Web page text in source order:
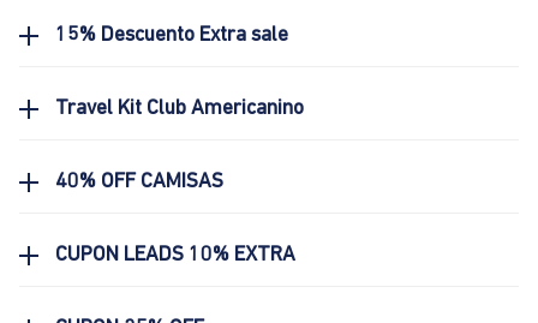
15% Descuento Extra sale
Travel Kit Club Americanino
40% OFF CAMISAS
CUPON LEADS 10% EXTRA